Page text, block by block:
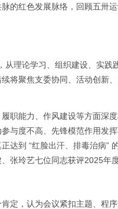
的红色发展脉络，回顾五卅
理论学习、组织建设、实
将聚焦支委协同、活动创新
职能力、作风建设等方面深
与度不高、先锋模范作用发
达到 “红脸出汗、排毒治病”
张玲艺七位同志获评2025年度
定，认为会议紧扣主题、程